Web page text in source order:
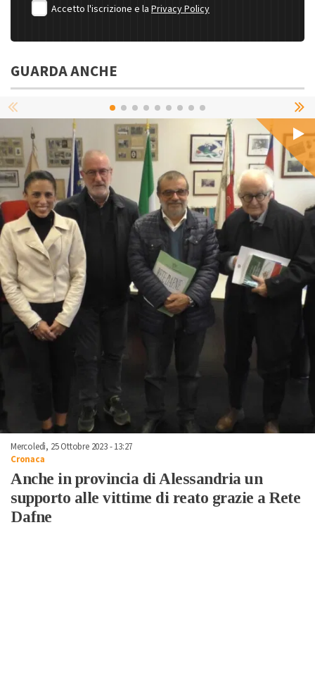
Accetto l'iscrizione e la Privacy Policy
GUARDA ANCHE
Mercoledì, 25 Ottobre 2023 - 13:27
Cronaca
Anche in provincia di Alessandria un
supporto alle vittime di reato grazie a Rete
Dafne